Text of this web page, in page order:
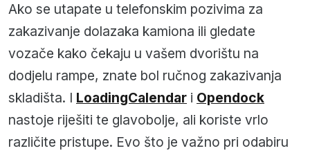
Ako se utapate u telefonskim pozivima za
zakazivanje dolazaka kamiona ili gledate
vozače kako čekaju u vašem dvorištu na
dodjelu rampe, znate bol ručnog zakazivanja
skladišta. I LoadingCalendar i Opendock
nastoje riješiti te glavobolje, ali koriste vrlo
različite pristupe. Evo što je važno pri odabiru